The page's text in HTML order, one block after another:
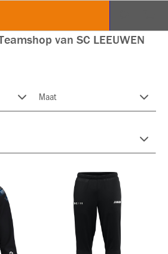
van SC LEEUWEN
Maat